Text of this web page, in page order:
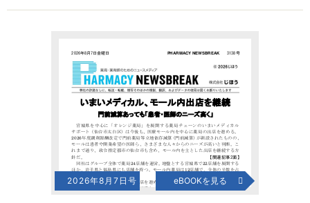
2026年8月7日号 eBOOKを見る